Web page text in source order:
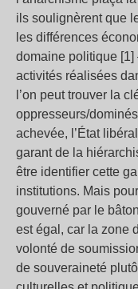
ils soulignèrent que
les différences
domaine politique
activités réalisées
l’on peut trouver la
oppresseurs/
achevée, l’État
garant de la
être identifier cette
institutions. Mais
gouverné par le
est égal, car la zone
volonté de
de souveraineté